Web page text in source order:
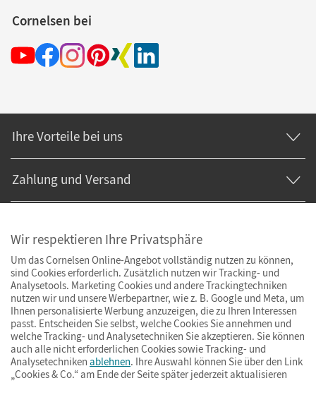
Cornelsen bei
Ihre Vorteile bei uns
Zahlung und Versand
ImpressumAGBDatenschutzBarrierefreiheitCookies & Co.
Wir respektieren Ihre Privatsphäre
Um das Cornelsen Online-Angebot vollständig nutzen zu können,
sind Cookies erforderlich. Zusätzlich nutzen wir Tracking- und
Analysetools. Marketing Cookies und andere Trackingtechniken
nutzen wir und unsere Werbepartner, wie z. B. Google und Meta, um
Ihnen personalisierte Werbung anzuzeigen, die zu Ihren Interessen
passt. Entscheiden Sie selbst, welche Cookies Sie annehmen und
welche Tracking- und Analysetechniken Sie akzeptieren. Sie können
auch alle nicht erforderlichen Cookies sowie Tracking- und
Analysetechniken ablehnen. Ihre Auswahl können Sie über den Link
„Cookies & Co.“ am Ende der Seite später jederzeit aktualisieren